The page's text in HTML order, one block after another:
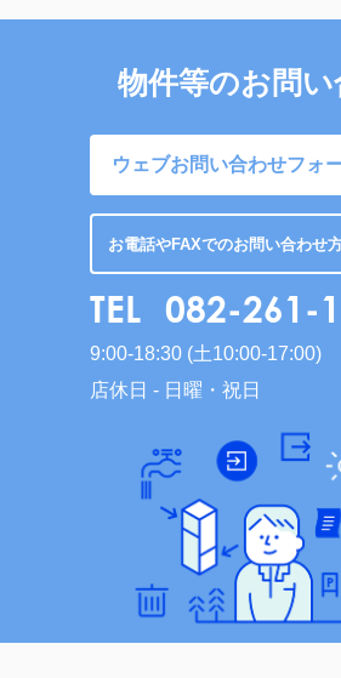
物件等のお問
ウェブお問い合わせフォ
お電話やFAXでのお問い合わせ
TEL 082-261-
9:00-18:30 (土10:00-17:00)
店休日 - 日曜・祝日